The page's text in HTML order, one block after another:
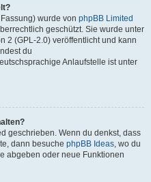
wurde von phpBB Limited
geschützt. Sie wurde unter
2 (GPL-2.0) veröffentlicht und kann
du
Anlaufstelle ist unter
geschrieben. Wenn du denkst, dass
dann besuche phpBB Ideas, wo du
abgeben oder neue Funktionen